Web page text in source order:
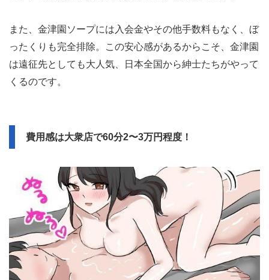
また、金津園ソープには入会金やその他手数料もなく、ぼ
ったくりも完全排除。この安心感があるからこそ、金津園
は遠征先としても大人気、日本全国から紳士たちがやって
くるのです。
費用感は大衆店で60分2〜3万円程度！